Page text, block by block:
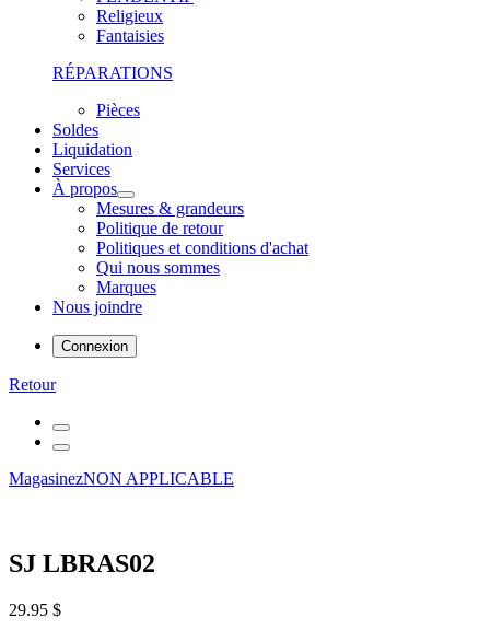
Religieux
Fantaisies
RÉPARATIONS
Pièces
Soldes
Liquidation
Services
À propos
Mesures & grandeurs
Politique de retour
Politiques et conditions d'achat
Qui nous sommes
Marques
Nous joindre
Connexion
Retour
MagasinezNON APPLICABLE
SJ LBRAS02
29.95 $